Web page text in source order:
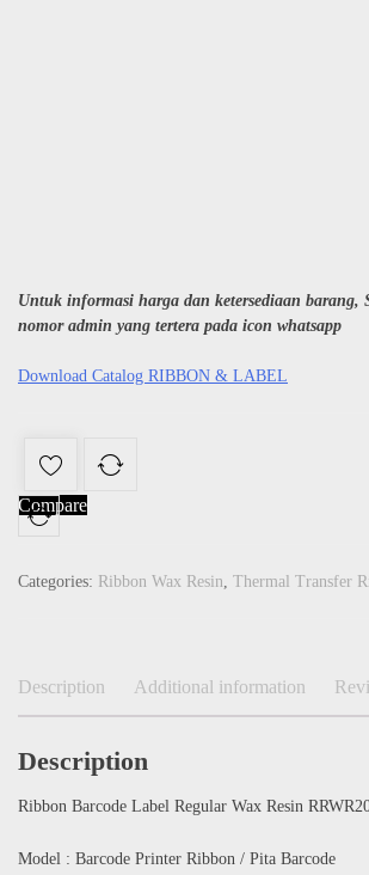
Untuk informasi harga dan ketersediaan
nomor admin yang tertera pada icon whatsapp
Download Catalog RIBBON & LABEL
Compare
Categories: Ribbon Wax Resin Thermal Transfer
Description Additional information
Description
Ribbon Barcode Label Regular Wax Resin
Model : Barcode Printer Ribbon / Pita Barcode